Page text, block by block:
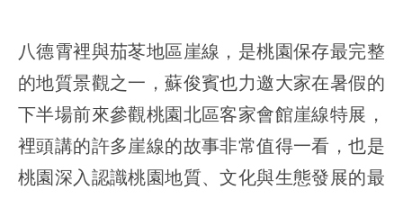
八德霄裡與茄苳地區崖線，是桃園保存最完整
的地質景觀之一，蘇俊賓也力邀大家在暑假的
下半場前來參觀桃園北區客家會館崖線特展，
裡頭講的許多崖線的故事非常值得一看，也是
桃園深入認識桃園地質、文化與生態發展的最